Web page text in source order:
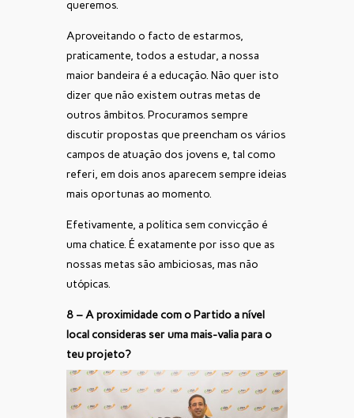
queremos.
Aproveitando o facto de estarmos,
praticamente, todos a estudar, a nossa
maior bandeira é a educação. Não quer isto
dizer que não existem outras metas de
outros âmbitos. Procuramos sempre
discutir propostas que preencham os vários
campos de atuação dos jovens e, tal como
referi, em dois anos aparecem sempre ideias
mais oportunas ao momento.
Efetivamente, a política sem convicção é
uma chatice. É exatamente por isso que as
nossas metas são ambiciosas, mas não
utópicas.
8 – A proximidade com o Partido a nível
local consideras ser uma mais-valia para o
teu projeto?